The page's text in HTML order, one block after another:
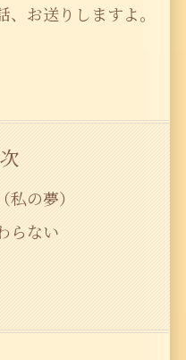
お送りしますよ。
の夢）
らない